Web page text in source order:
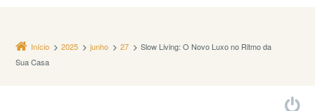
Início 2025 junho 27
Slow Living: O Novo Luxo no Ritmo da
Sua Casa